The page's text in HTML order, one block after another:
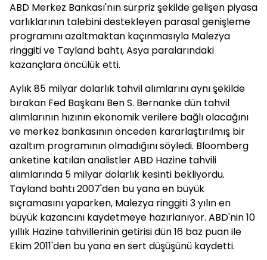
ABD Merkez Bankası'nın sürpriz şekilde gelişen piyasa
varlıklarının talebini destekleyen parasal genişleme
programını azaltmaktan kaçınmasıyla Malezya
ringgiti ve Tayland bahtı, Asya paralarındaki
kazançlara öncülük etti.
Aylık 85 milyar dolarlık tahvil alımlarını aynı şekilde
bırakan Fed Başkanı Ben S. Bernanke dün tahvil
alımlarının hızının ekonomik verilere bağlı olacağını
ve merkez bankasının önceden kararlaştırılmış bir
azaltım programının olmadığını söyledi. Bloomberg
anketine katılan analistler ABD Hazine tahvili
alımlarında 5 milyar dolarlık kesinti bekliyordu.
Tayland bahtı 2007'den bu yana en büyük
sıçramasını yaparken, Malezya ringgiti 3 yılın en
büyük kazancını kaydetmeye hazırlanıyor. ABD'nin 10
yıllık Hazine tahvillerinin getirisi dün 16 baz puan ile
Ekim 2011'den bu yana en sert düşüşünü kaydetti.